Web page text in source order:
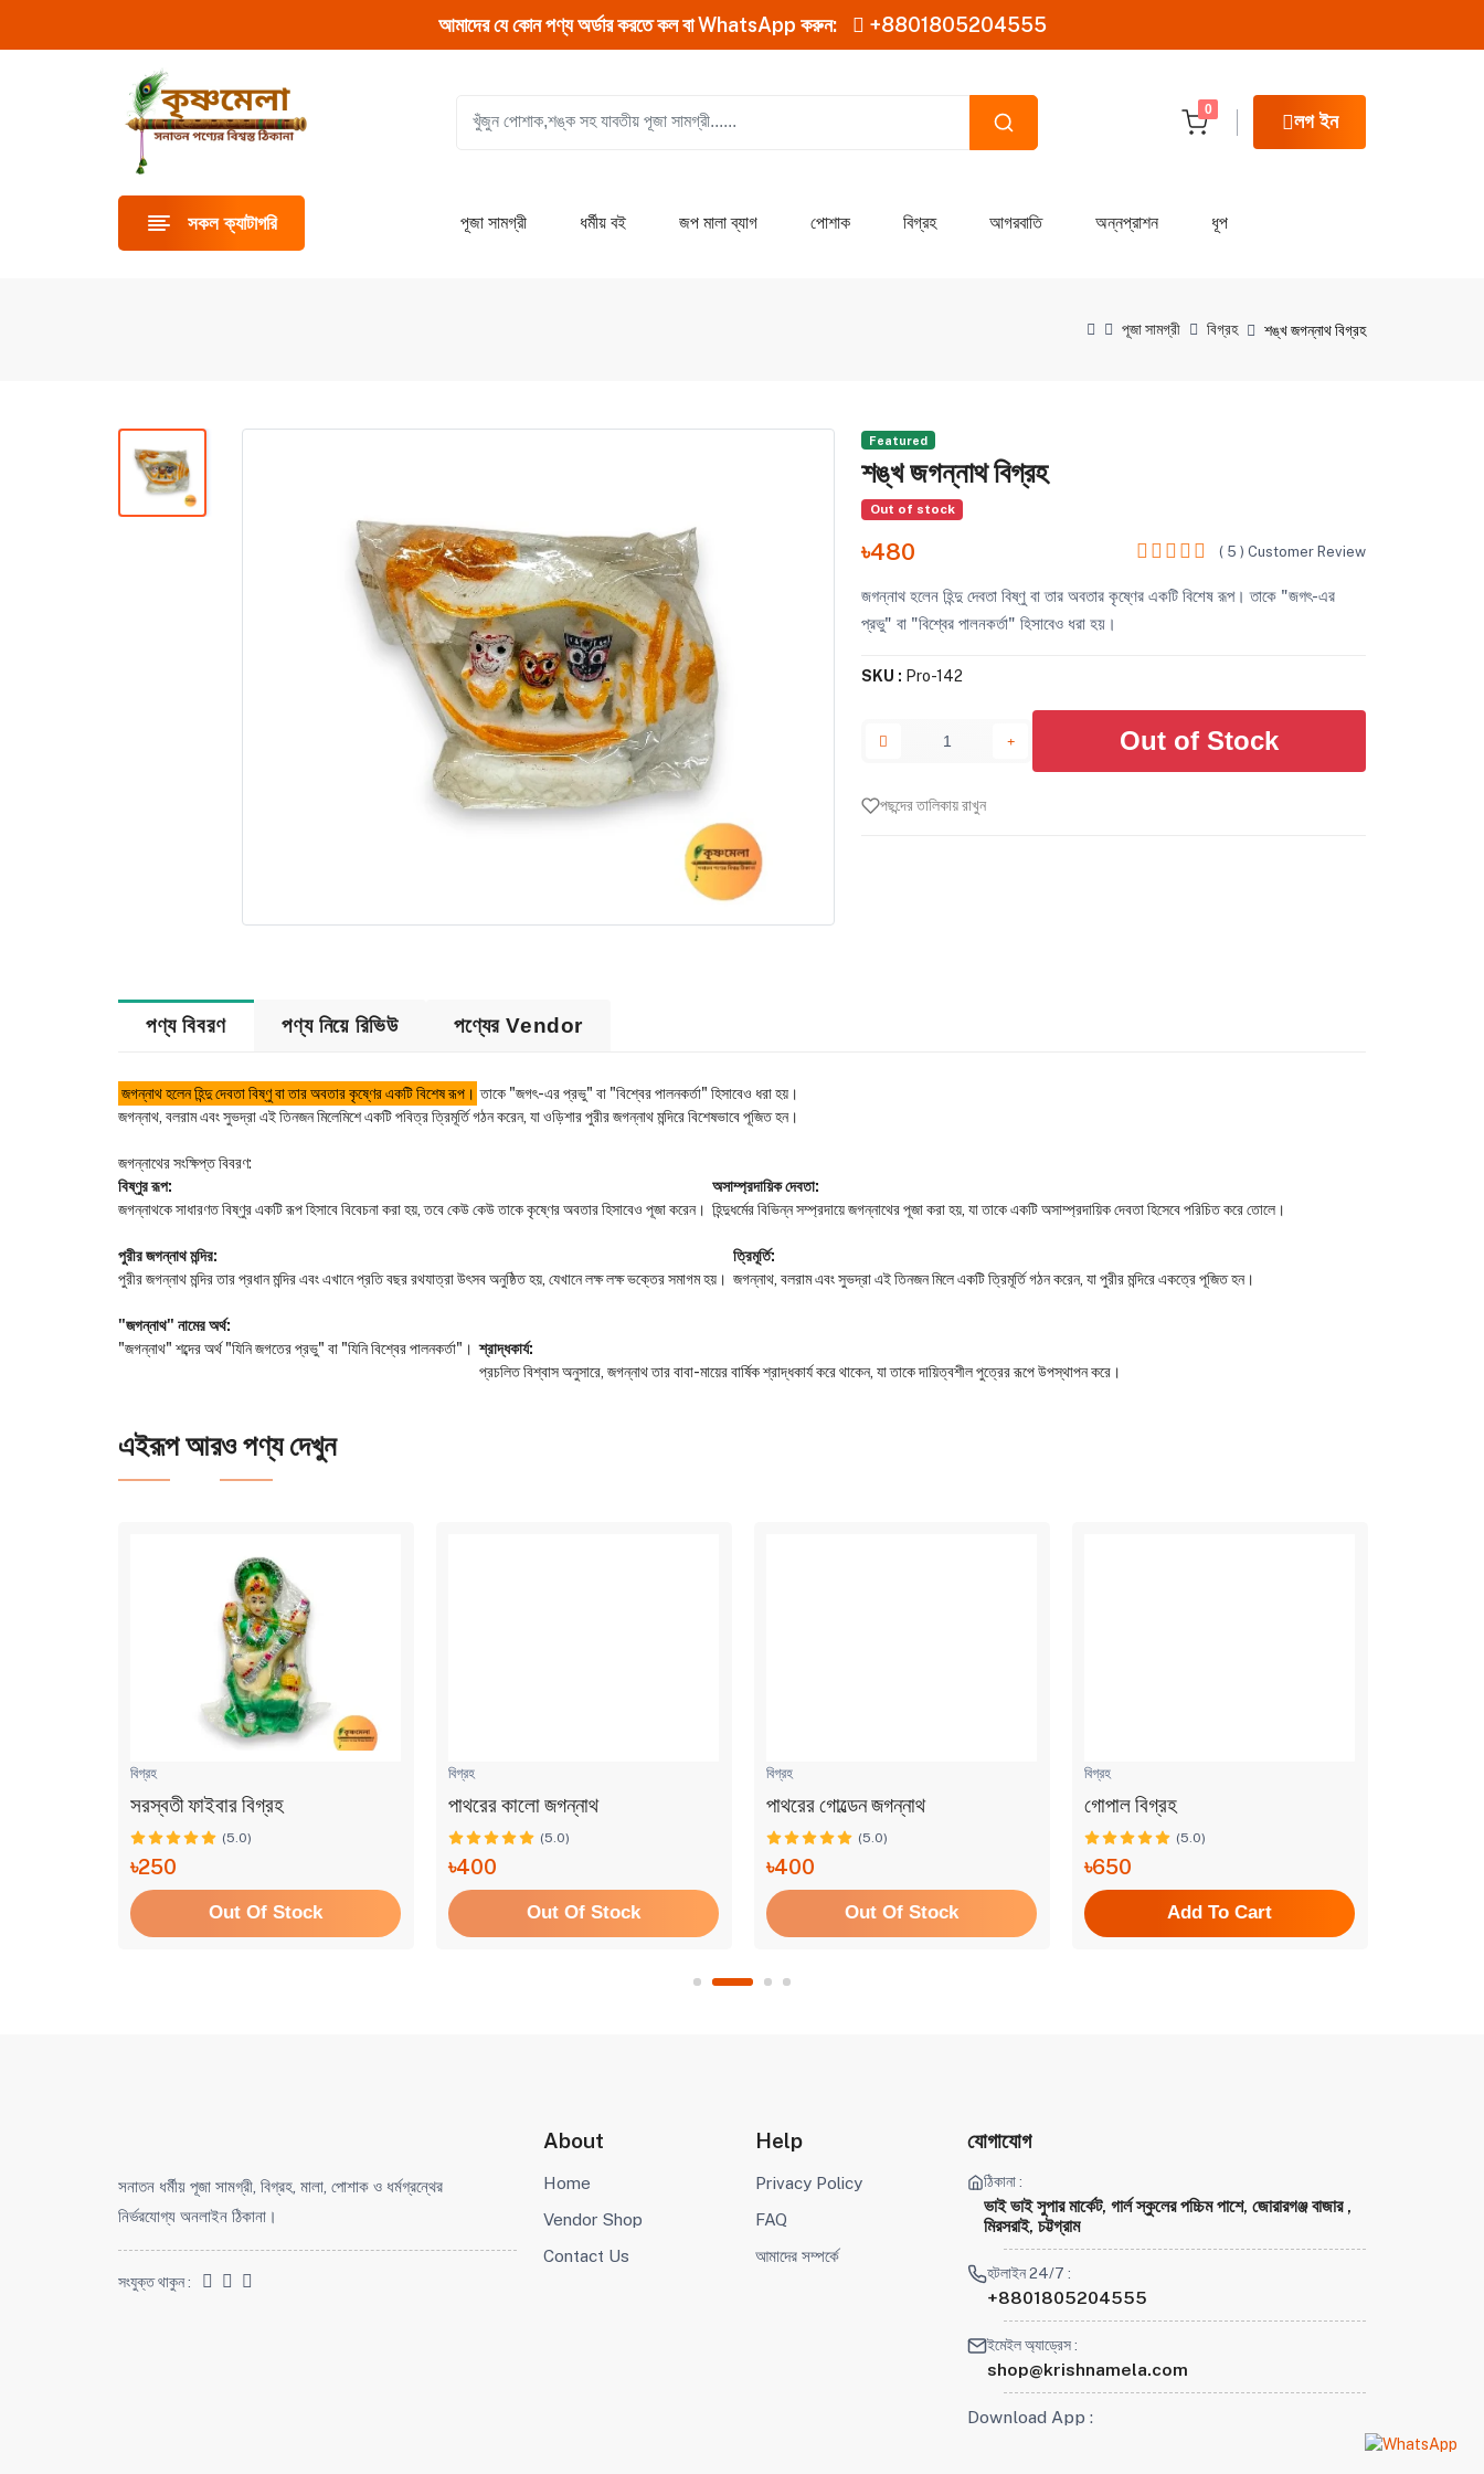
আমাদের যে কোন পণ্য অর্ডার করতে কল বা WhatsApp করুন: +8801805204555
0
লগ ইন
সকল ক্যাটাগরি পূজা সামগ্রী ধর্মীয় বই জপ মালা ব্যাগ পোশাক বিগ্রহ আগরবাতি অন্নপ্রাশন ধূপ
পূজা সামগ্রী বিগ্রহ শঙ্খ জগন্নাথ বিগ্রহ
Featured
শঙ্খ জগন্নাথ বিগ্রহ
Out of stock
৳480 ( 5 ) Customer Review
জগন্নাথ হলেন হিন্দু দেবতা বিষ্ণু বা তার অবতার কৃষ্ণের একটি বিশেষ রূপ। তাকে "জগৎ-এর
প্রভু" বা "বিশ্বের পালনকর্তা" হিসাবেও ধরা হয়।
SKU : Pro-142
Out of Stock
পছন্দের তালিকায় রাখুন
পণ্য বিবরণ পণ্য নিয়ে রিভিউ পণ্যের Vendor
জগন্নাথ হলেন হিন্দু দেবতা বিষ্ণু বা তার অবতার কৃষ্ণের একটি বিশেষ রূপ। তাকে "জগৎ-এর প্রভু" বা "বিশ্বের পালনকর্তা" হিসাবেও ধরা হয়।
জগন্নাথ, বলরাম এবং সুভদ্রা এই তিনজন মিলেমিশে একটি পবিত্র ত্রিমূর্তি গঠন করেন, যা ওড়িশার পুরীর জগন্নাথ মন্দিরে বিশেষভাবে পূজিত হন।
জগন্নাথের সংক্ষিপ্ত বিবরণ:
বিষ্ণুর রূপ:
জগন্নাথকে সাধারণত বিষ্ণুর একটি রূপ হিসাবে বিবেচনা করা হয়, তবে কেউ কেউ তাকে কৃষ্ণের অবতার হিসাবেও পূজা করেন।
অসাম্প্রদায়িক দেবতা:
হিন্দুধর্মের বিভিন্ন সম্প্রদায়ে জগন্নাথের পূজা করা হয়, যা তাকে একটি অসাম্প্রদায়িক দেবতা হিসেবে পরিচিত করে তোলে।
পুরীর জগন্নাথ মন্দির:
পুরীর জগন্নাথ মন্দির তার প্রধান মন্দির এবং এখানে প্রতি বছর রথযাত্রা উৎসব অনুষ্ঠিত হয়, যেখানে লক্ষ লক্ষ ভক্তের সমাগম হয়।
ত্রিমূর্তি:
জগন্নাথ, বলরাম এবং সুভদ্রা এই তিনজন মিলে একটি ত্রিমূর্তি গঠন করেন, যা পুরীর মন্দিরে একত্রে পূজিত হন।
"জগন্নাথ" নামের অর্থ:
"জগন্নাথ" শব্দের অর্থ "যিনি জগতের প্রভু" বা "যিনি বিশ্বের পালনকর্তা"। শ্রাদ্ধকার্য:
প্রচলিত বিশ্বাস অনুসারে, জগন্নাথ তার বাবা-মায়ের বার্ষিক শ্রাদ্ধকার্য করে থাকেন, যা তাকে দায়িত্বশীল পুত্রের রূপে উপস্থাপন করে।
এইরূপ আরও পণ্য দেখুন
বিগ্রহ
সরস্বতী ফাইবার বিগ্রহ
(5.0)
৳250
Out Of Stock
বিগ্রহ
পাথরের কালো জগন্নাথ
(5.0)
৳400
Out Of Stock
বিগ্রহ
পাথরের গোল্ডেন জগন্নাথ
(5.0)
৳400
Out Of Stock
বিগ্রহ
গোপাল বিগ্রহ
(5.0)
৳650
Add To Cart
সনাতন ধর্মীয় পূজা সামগ্রী, বিগ্রহ, মালা, পোশাক ও ধর্মগ্রন্থের
নির্ভরযোগ্য অনলাইন ঠিকানা।
সংযুক্ত থাকুন :
About
Home
Vendor Shop
Contact Us
Help
Privacy Policy
FAQ
আমাদের সম্পর্কে
যোগাযোগ
ঠিকানা :
ভাই ভাই সুপার মার্কেট, গার্ল স্কুলের পচ্চিম পাশে, জোরারগঞ্জ বাজার ,
মিরসরাই, চট্টগ্রাম
হটলাইন 24/7 :
+8801805204555
ইমেইল অ্যাড্রেস :
shop@krishnamela.com
Download App :